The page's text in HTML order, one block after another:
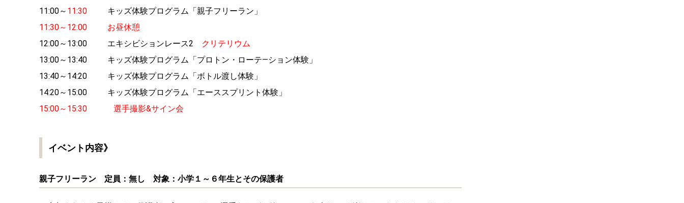
9:00～10:00 受付 / フリーラン
10:00～11:00 エキシビションレース1 クリテリウム
11:00～ 11:30 キッズ体験プログラム「親子フリーラン」
11:30～12:00
お昼休憩
12:00～13:00 エキシビションレース2クリテリウム
13:00～13:40 キッズ体験プログラム「プロトン・ローテ―ション体験」
13:40～14:20 キッズ体験プログラム「ボトル渡し体験」
00～15:30 選手撮影&サイン会
イベント内容》